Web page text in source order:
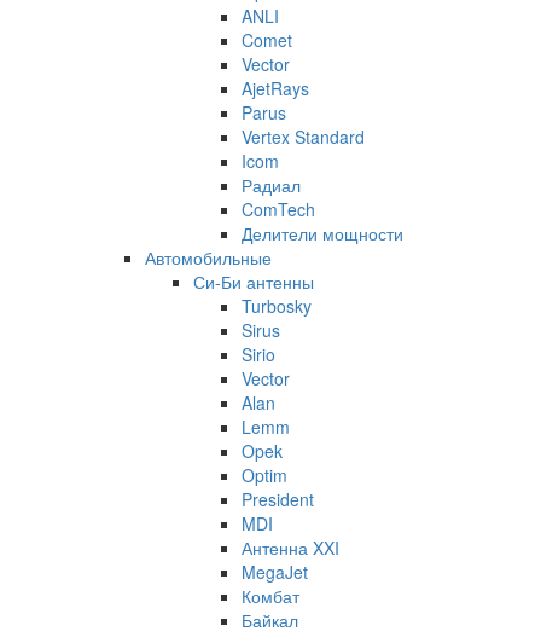
ANLI
Comet
Vector
AjetRays
Parus
Vertex Standard
Icom
Радиал
ComTech
Делители мощности
Автомобильные
Си-Би антенны
Turbosky
Sirus
Sirio
Vector
Alan
Lemm
Opek
Optim
President
MDI
Антенна XXI
MegaJet
Комбат
Байкал